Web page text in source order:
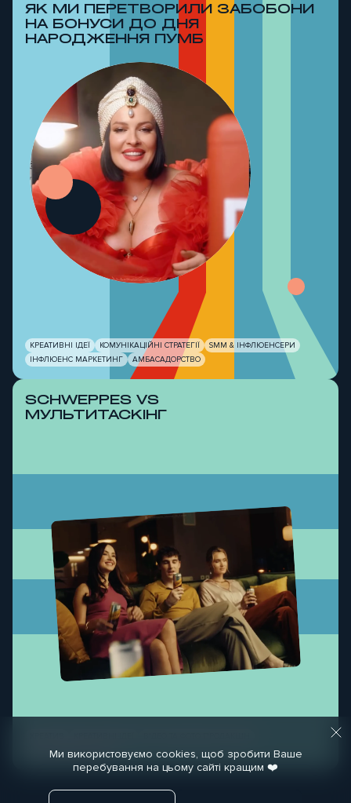
ЯК МИ ПЕРЕТВОРИЛИ ЗАБОБОНИ
НА БОНУСИ ДО ДНЯ
НАРОДЖЕННЯ ПУМБ
КРЕАТИВНІ ІДЕЇ КОМУНІКАЦІЙНІ СТРАТЕГІЇ
SMM & ІНФЛЮЕНСЕРИ
ІНФЛЮЕНС МАРКЕТИНГ
АМБАСАДОРСТВО
SCHWEPPES VS
МУЛЬТИТАСКІНГ
МЕДІЙНІ МАТЕРІАЛИ
Ми використовуємо cookies, щоб зробити Ваше
перебування на цьому сайті кращим ❤️